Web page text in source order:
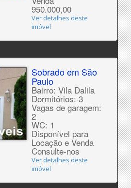
950.000,00
Ver detalhes deste
imóvel
Sobrado em São
Paulo
Bairro: Vila Dalila
Dormitórios: 3
Vagas de garagem:
2
WC: 1
Disponível para
Locação e Venda
Consulte-nos
Ver detalhes deste
imóvel